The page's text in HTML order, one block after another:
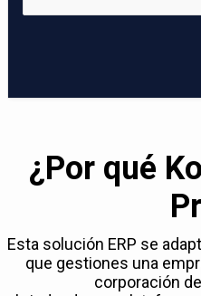
¿Por qué
Esta solución ERP se
que gestiones una
corporación